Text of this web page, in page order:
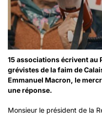
15 associations écrivent au
grévistes de la faim de
Emmanuel Macron, le
une réponse.
Monsieur le président de la